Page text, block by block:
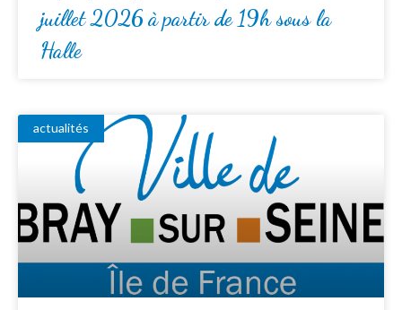
juillet 2026 à partir de 19h sous la
Halle
actualités